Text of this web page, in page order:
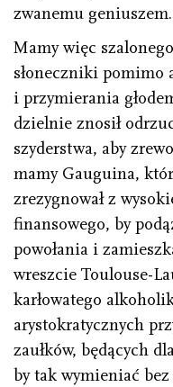
zwanemu geniuszem.
Mamy więc
słoneczniki pomimo
i przymierania
dzielnie znosił
szyderstwa, aby
mamy Gauguina,
zrezygnował z
finansowego, by
powołania i
wreszcie Toulouse-
karłowatego
arystokratycznych
zaułków, będących
by tak wymieniać bez